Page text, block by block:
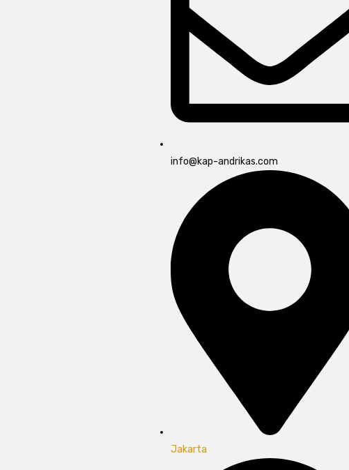
info@kap-andrikas.com
Jakarta